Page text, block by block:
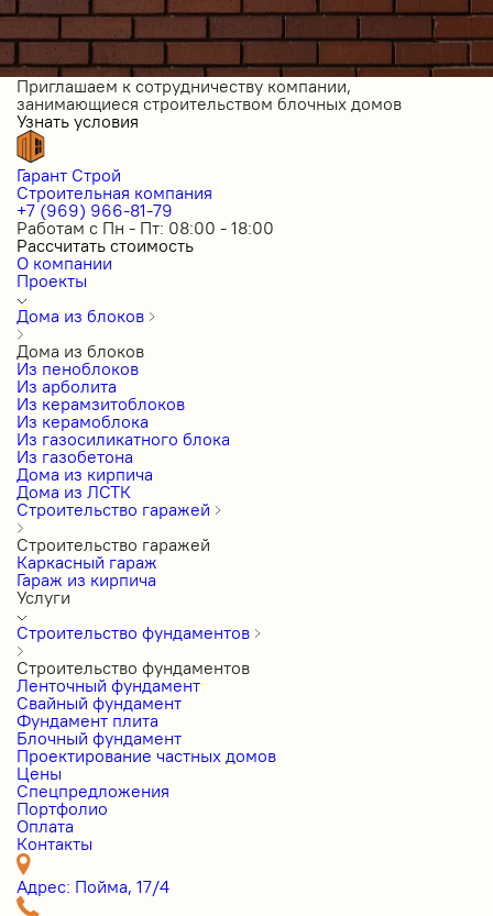
Приглашаем к сотрудничеству компании,
занимающиеся строительством блочных домов
Узнать условия
Гарант Строй
Строительная компания
+7 (969) 966-81-79
Работам с Пн - Пт: 08:00 - 18:00
Рассчитать стоимость
О компании
Проекты
Дома из блоков
Дома из блоков
Из пеноблоков
Из арболита
Из керамзитоблоков
Из керамоблока
Из газосиликатного блока
Из газобетона
Дома из кирпича
Дома из ЛСТК
Строительство гаражей
Строительство гаражей
Каркасный гараж
Гараж из кирпича
Услуги
Строительство фундаментов
Строительство фундаментов
Ленточный фундамент
Свайный фундамент
Фундамент плита
Блочный фундамент
Проектирование частных домов
Цены
Cпецпредложения
Портфолио
Оплата
Контакты
Адрес: Пойма, 17/4